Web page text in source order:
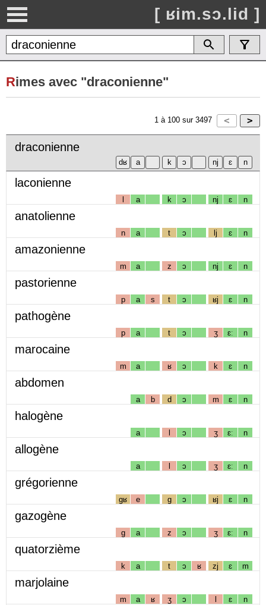
[ ʁim.sɔ.lid ]
Rimes avec "draconienne"
1 à 100 sur 3497
draconienne
laconienne
l a k ɔ nj ɛ n
anatolienne
n a t ɔ lj ɛ n
amazonienne
m a z ɔ nj ɛ n
pastorienne
p a s t ɔ ʁj ɛ n
pathogène
p a t ɔ ʒ ɛː n
marocaine
m a ʁ ɔ k ɛ n
abdomen
a b d ɔ m ɛ n
halogène
a l ɔ ʒ ɛː n
allogène
a l ɔ ʒ ɛː n
grégorienne
gʁ e g ɔ ʁj ɛ n
gazogène
g a z ɔ ʒ ɛː n
quatorzième
k a t ɔ ʁ zj ɛ m
marjolaine
m a ʁ ʒ ɔ l ɛ n